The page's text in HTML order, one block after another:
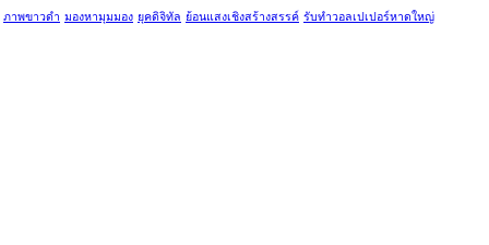
ภาพขาวดำ มองหามุมมอง ยุคดิจิทัล ย้อนแสงเชิงสร้างสรรค์ รับทำวอลเปเปอร์หาดใหญ่